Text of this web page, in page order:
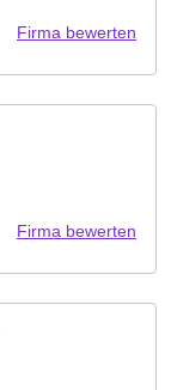
Firma bewerten
Firma bewerten